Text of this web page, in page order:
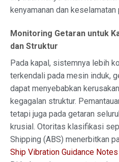
kenyamanan dan keselamatan
Monitoring Getaran untuk
dan Struktur
Pada kapal, sistemnya lebih
terkendali pada mesin induk,
dapat menyebabkan
kegagalan struktur.
tetapi juga pada getaran
krusial. Otoritas klasifikasi
Shipping (ABS) menerbitkan
Ship Vibration Guidance Notes